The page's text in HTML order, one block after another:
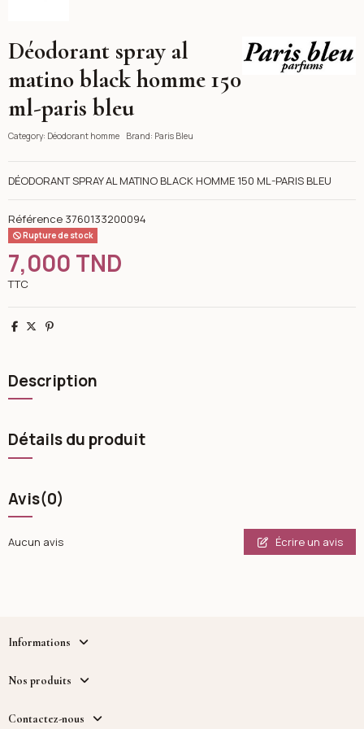
Paris Bleu
Déodorant spray al
matino black homme 150
ml-paris bleu
Category: Déodorant homme Brand: Paris Bleu
DÉODORANT SPRAY AL MATINO BLACK HOMME 150 ML-PARIS BLEU
Référence 3760133200094
Rupture de stock
7,000 TND
TTC
Partager
TweetPinterest
Description
Détails du produit
Avis(0)
Aucun avis Écrire un avis
Informations
Nos produits
Contactez-nous